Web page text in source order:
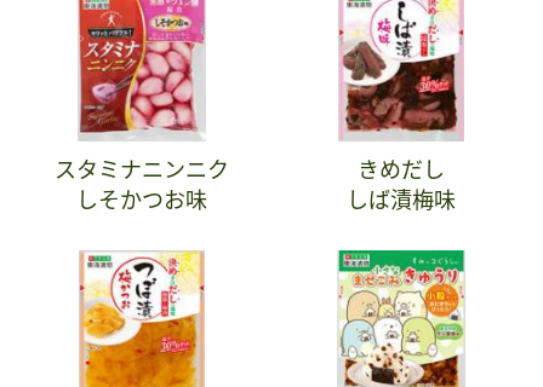
スタミナニンニク
しそかつお味
きめだし
しば漬梅味